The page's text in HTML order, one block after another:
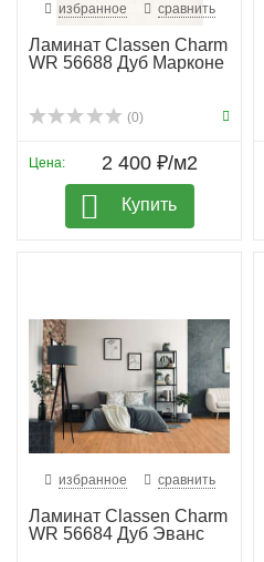
избранное сравнить
Ламинат Classen Charm
WR 56688 Дуб Марконе
(0)
Цена: 2 400 ₽/м2
Купить
избранное сравнить
Ламинат Classen Charm
WR 56684 Дуб Эванс